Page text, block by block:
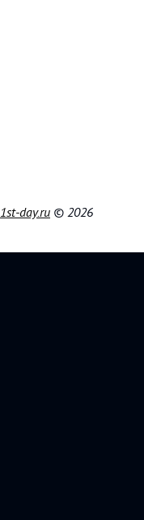
1st-day.ru © 2026